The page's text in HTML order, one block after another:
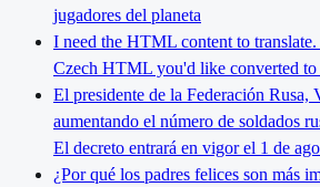
jugadores del planeta
I need the HTML content to translate.
Czech HTML you'd like converted to
El presidente de la Federación Rusa,
aumentando el número de soldados
El decreto entrará en vigor el 1 de
¿Por qué los padres felices son más